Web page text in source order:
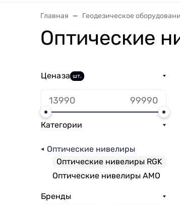
Главная Геодезическое
Оптические
Ценаза шт.
Категории
Оптические нивелиры
Оптические нивелиры RGK
Оптические нивелиры AMO
Бренды